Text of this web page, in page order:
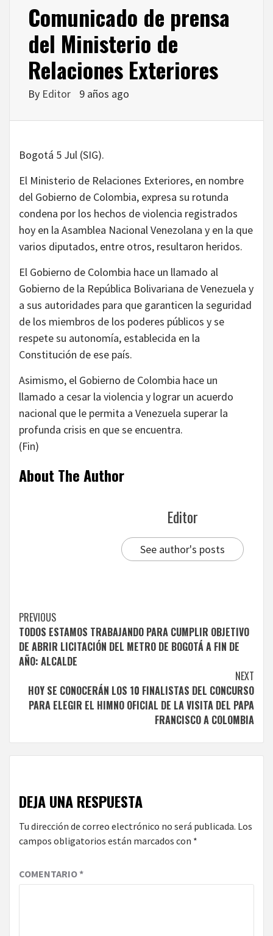
Comunicado de prensa
del Ministerio de
Relaciones Exteriores
By Editor 9 años ago
Bogotá 5 Jul (SIG).
El Ministerio de Relaciones Exteriores, en nombre
del Gobierno de Colombia, expresa su rotunda
condena por los hechos de violencia registrados
hoy en la Asamblea Nacional Venezolana y en la que
varios diputados, entre otros, resultaron heridos.
El Gobierno de Colombia hace un llamado al
Gobierno de la República Bolivariana de Venezuela y
a sus autoridades para que garanticen la seguridad
de los miembros de los poderes públicos y se
respete su autonomía, establecida en la
Constitución de ese país.
Asimismo, el Gobierno de Colombia hace un
llamado a cesar la violencia y lograr un acuerdo
nacional que le permita a Venezuela superar la
profunda crisis en que se encuentra.
(Fin)
About The Author
Editor
See author's posts
Continue
Reading
PREVIOUS
TODOS ESTAMOS TRABAJANDO PARA CUMPLIR OBJETIVO
DE ABRIR LICITACIÓN DEL METRO DE BOGOTÁ A FIN DE
AÑO: ALCALDE
NEXT
HOY SE CONOCERÁN LOS 10 FINALISTAS DEL CONCURSO
PARA ELEGIR EL HIMNO OFICIAL DE LA VISITA DEL PAPA
FRANCISCO A COLOMBIA
DEJA UNA RESPUESTA
Tu dirección de correo electrónico no será publicada. Los
campos obligatorios están marcados con *
COMENTARIO*